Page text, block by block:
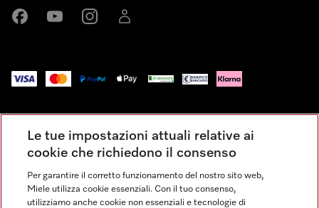
Condizioni Generali di Vendita
Privacy
Condizioni di Utilizzo
Dichiarazione di Accessibilità
Le tue impostazioni attuali relative ai
cookie che richiedono il consenso
Per garantire il corretto funzionamento del nostro sito web,
Miele utilizza cookie essenziali. Con il tuo consenso,
utilizziamo anche cookie non essenziali e tecnologie di